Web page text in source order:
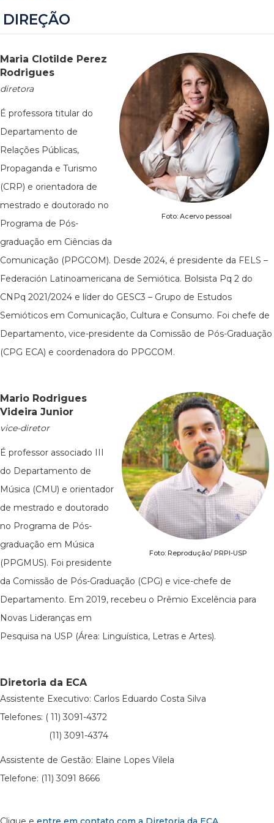
DIREÇÃO
Foto: Acervo pessoal
Maria Clotilde Perez
Rodrigues
diretora
É professora titular do
Departamento de
Relações Públicas,
Propaganda e Turismo
(CRP) e orientadora de
mestrado e doutorado no
Programa de Pós-
graduação em Ciências da
Comunicação (PPGCOM). Desde 2024, é presidente da FELS –
Federación Latinoamericana de Semiótica. Bolsista Pq 2 do
CNPq 2021/2024 e líder do GESC3 – Grupo de Estudos
Semióticos em Comunicação, Cultura e Consumo. Foi chefe de
Departamento, vice-presidente da Comissão de Pós-Graduação
(CPG ECA) e coordenadora do PPGCOM.
Foto: Reprodução/ PRPI-USP
Mario Rodrigues
Videira Junior
vice-diretor
É professor associado III
do Departamento de
Música (CMU) e orientador
de mestrado e doutorado
no Programa de Pós-
graduação em Música
(PPGMUS). Foi presidente
da Comissão de Pós-Graduação (CPG) e vice-chefe de
Departamento. Em 2019, recebeu o Prêmio Excelência para
Novas Lideranças em
Pesquisa na USP (Área: Linguística, Letras e Artes).
Diretoria da ECA
Assistente Executivo: Carlos Eduardo Costa Silva
Telefones: ( 11) 3091-4372
(11) 3091-4374
Assistente de Gestão: Elaine Lopes Vilela
Telefone: (11) 3091 8666